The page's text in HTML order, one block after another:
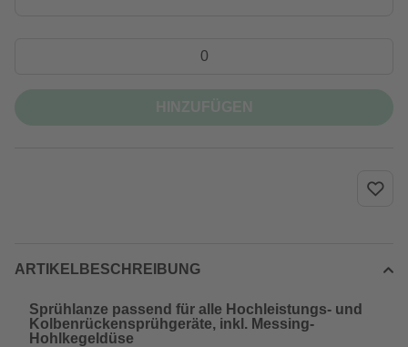
ARTIKELBESCHREIBUNG
Sprühlanze passend für alle Hochleistungs- und
Kolbenrückensprühgeräte, inkl. Messing-
Hohlkegeldüse